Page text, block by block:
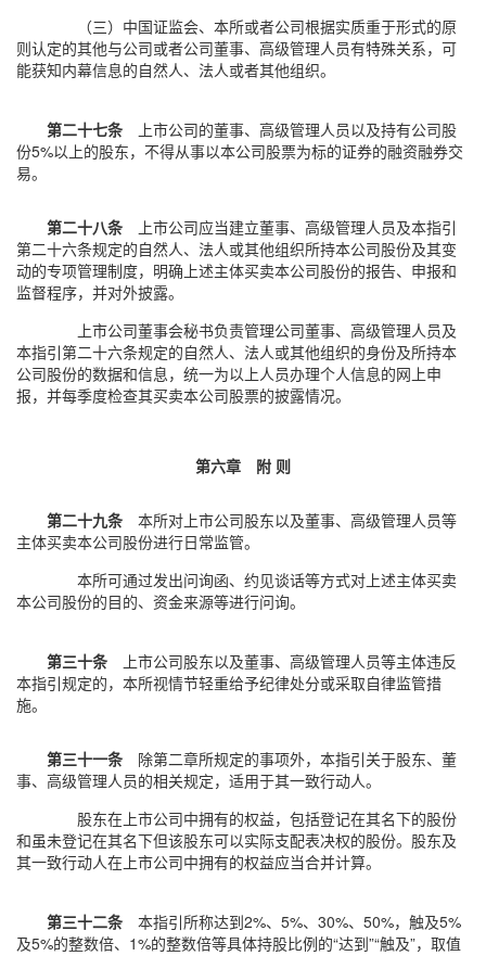
（三）中国证监会、本所或者公司根据实质重于形式的原
则认定的其他与公司或者公司董事、高级管理人员有特殊关系，可
能获知内幕信息的自然人、法人或者其他组织。
第二十七条 上市公司的董事、高级管理人员以及持有公司股
份5%以上的股东，不得从事以本公司股票为标的证券的融资融券交
易。
第二十八条 上市公司应当建立董事、高级管理人员及本指引
第二十六条规定的自然人、法人或其他组织所持本公司股份及其变
动的专项管理制度，明确上述主体买卖本公司股份的报告、申报和
监督程序，并对外披露。
上市公司董事会秘书负责管理公司董事、高级管理人员及
本指引第二十六条规定的自然人、法人或其他组织的身份及所持本
公司股份的数据和信息，统一为以上人员办理个人信息的网上申
报，并每季度检查其买卖本公司股票的披露情况。
第六章 附 则
第二十九条 本所对上市公司股东以及董事、高级管理人员等
主体买卖本公司股份进行日常监管。
本所可通过发出问询函、约见谈话等方式对上述主体买卖
本公司股份的目的、资金来源等进行问询。
第三十条 上市公司股东以及董事、高级管理人员等主体违反
本指引规定的，本所视情节轻重给予纪律处分或采取自律监管措
施。
第三十一条 除第二章所规定的事项外，本指引关于股东、董
事、高级管理人员的相关规定，适用于其一致行动人。
股东在上市公司中拥有的权益，包括登记在其名下的股份
和虽未登记在其名下但该股东可以实际支配表决权的股份。股东及
其一致行动人在上市公司中拥有的权益应当合并计算。
第三十二条 本指引所称达到2%、5%、30%、50%，触及5%
及5%的整数倍、1%的整数倍等具体持股比例的“达到”“触及”，取值